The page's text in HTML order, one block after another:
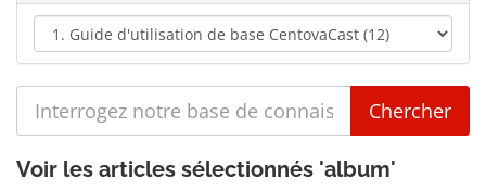
Voir les articles sélectionnés 'album'